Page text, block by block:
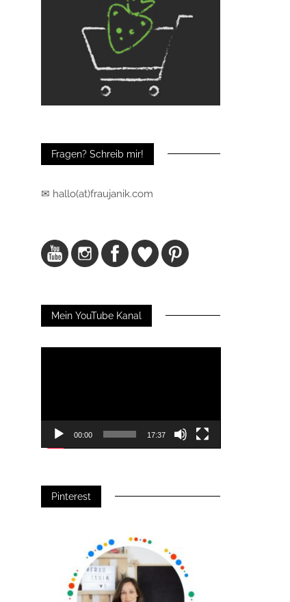
Fragen? Schreib mir!
✉ hallo(at)fraujanik.com
Mein YouTube Kanal
00:00 17:37
Pinterest